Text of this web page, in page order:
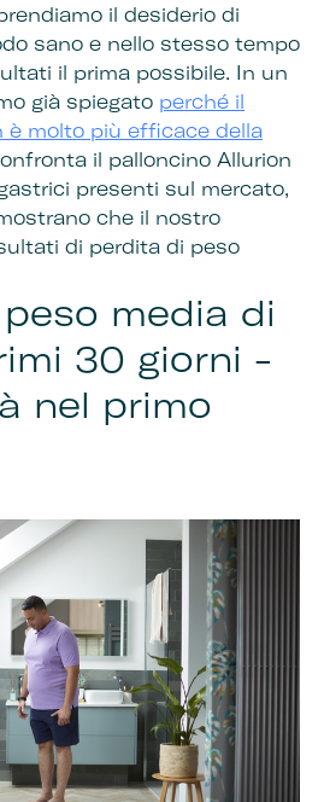
il desiderio di
sano e nello stesso tempo
il prima possibile. In un
già spiegato perché il
è molto più efficace della
il palloncino Allurion
presenti sul mercato,
che il nostro
di perdita di peso
media di
30 giorni -
nel primo